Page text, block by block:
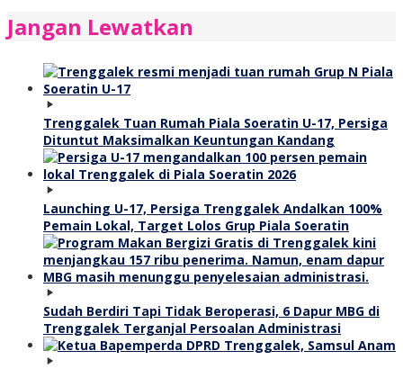
Jangan Lewatkan
Trenggalek Tuan Rumah Piala Soeratin U-17, Persiga
Dituntut Maksimalkan Keuntungan Kandang
Launching U-17, Persiga Trenggalek Andalkan 100%
Pemain Lokal, Target Lolos Grup Piala Soeratin
Sudah Berdiri Tapi Tidak Beroperasi, 6 Dapur MBG di
Trenggalek Terganjal Persoalan Administrasi